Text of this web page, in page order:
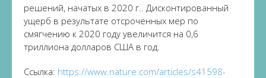
решений, начатых в 2020 г.. Дисконтированный
ущерб в результате отсроченных мер по
смягчению к 2020 году увеличится на 0,6
триллиона долларов США в год.
Ссылка: https://www.nature.com/articles/s41598-